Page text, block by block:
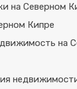
на Северном
Кипре
на